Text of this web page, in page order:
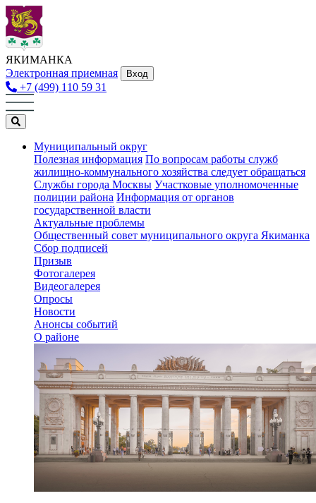
ЯКИМАНКА
Электронная приемная
Вход
+7 (499) 110 59 31
Муниципальный округ
Полезная информация По вопросам работы служб
жилищно-коммунального хозяйства следует обращаться
Службы города Москвы Участковые уполномоченные
полиции района Информация от органов
государственной власти
Актуальные проблемы
Общественный совет муниципального округа Якиманка
Сбор подписей
Призыв
Фотогалерея
Видеогалерея
Опросы
Новости
Анонсы событий
О районе